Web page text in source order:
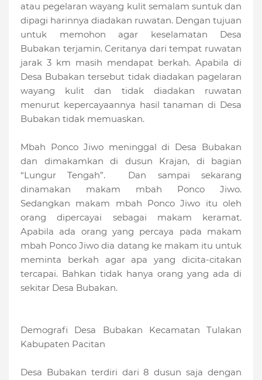
atau pegelaran wayang kulit semalam suntuk dan
dipagi harinnya diadakan ruwatan. Dengan tujuan
untuk memohon agar keselamatan Desa
Bubakan terjamin. Ceritanya dari tempat ruwatan
jarak 3 km masih mendapat berkah. Apabila di
Desa Bubakan tersebut tidak diadakan pagelaran
wayang kulit dan tidak diadakan ruwatan
menurut kepercayaannya hasil tanaman di Desa
Bubakan tidak memuaskan.
Mbah Ponco Jiwo meninggal di Desa Bubakan
dan dimakamkan di dusun Krajan, di bagian
“Lungur Tengah”. Dan sampai sekarang
dinamakan makam mbah Ponco Jiwo.
Sedangkan makam mbah Ponco Jiwo itu oleh
orang dipercayai sebagai makam keramat.
Apabila ada orang yang percaya pada makam
mbah Ponco Jiwo dia datang ke makam itu untuk
meminta berkah agar apa yang dicita-citakan
tercapai. Bahkan tidak hanya orang yang ada di
sekitar Desa Bubakan.
Demografi Desa Bubakan Kecamatan Tulakan
Kabupaten Pacitan
Desa Bubakan terdiri dari 8 dusun saja dengan